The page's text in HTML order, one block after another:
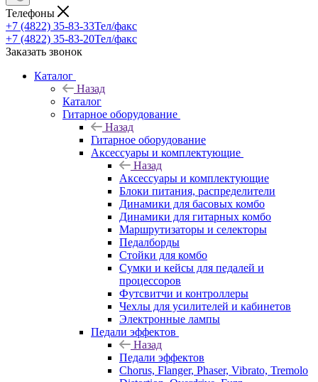
Телефоны
+7 (4822) 35-83-33Тел/факс
+7 (4822) 35-83-20Тел/факс
Заказать звонок
Каталог
Назад
Каталог
Гитарное оборудование
Назад
Гитарное оборудование
Аксессуары и комплектующие
Назад
Аксессуары и комплектующие
Блоки питания, распределители
Динамики для басовых комбо
Динамики для гитарных комбо
Маршрутизаторы и селекторы
Педалборды
Стойки для комбо
Сумки и кейсы для педалей и
процессоров
Футсвитчи и контроллеры
Чехлы для усилителей и кабинетов
Электронные лампы
Педали эффектов
Назад
Педали эффектов
Chorus, Flanger, Phaser, Vibrato, Tremolo